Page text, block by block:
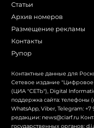
Статьи
Архив номеров
Размещение рекламы
Контакты
Рупор
Контактные данные для
Сетевое издание
(ЦИА "СЕТЬ"), Digital
поддержка сайта: телефоны
WhatsApp, Viber, Telegram:
редакции: news@ciarf.ru
государственных органов: